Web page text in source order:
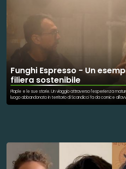
Funghi Espresso - Un
filiera sostenibile
Plaple e le sue storie. Un viaggio attraverso l'esperienza
luogo abbandonato in territorio di Scandicci fa da cornice